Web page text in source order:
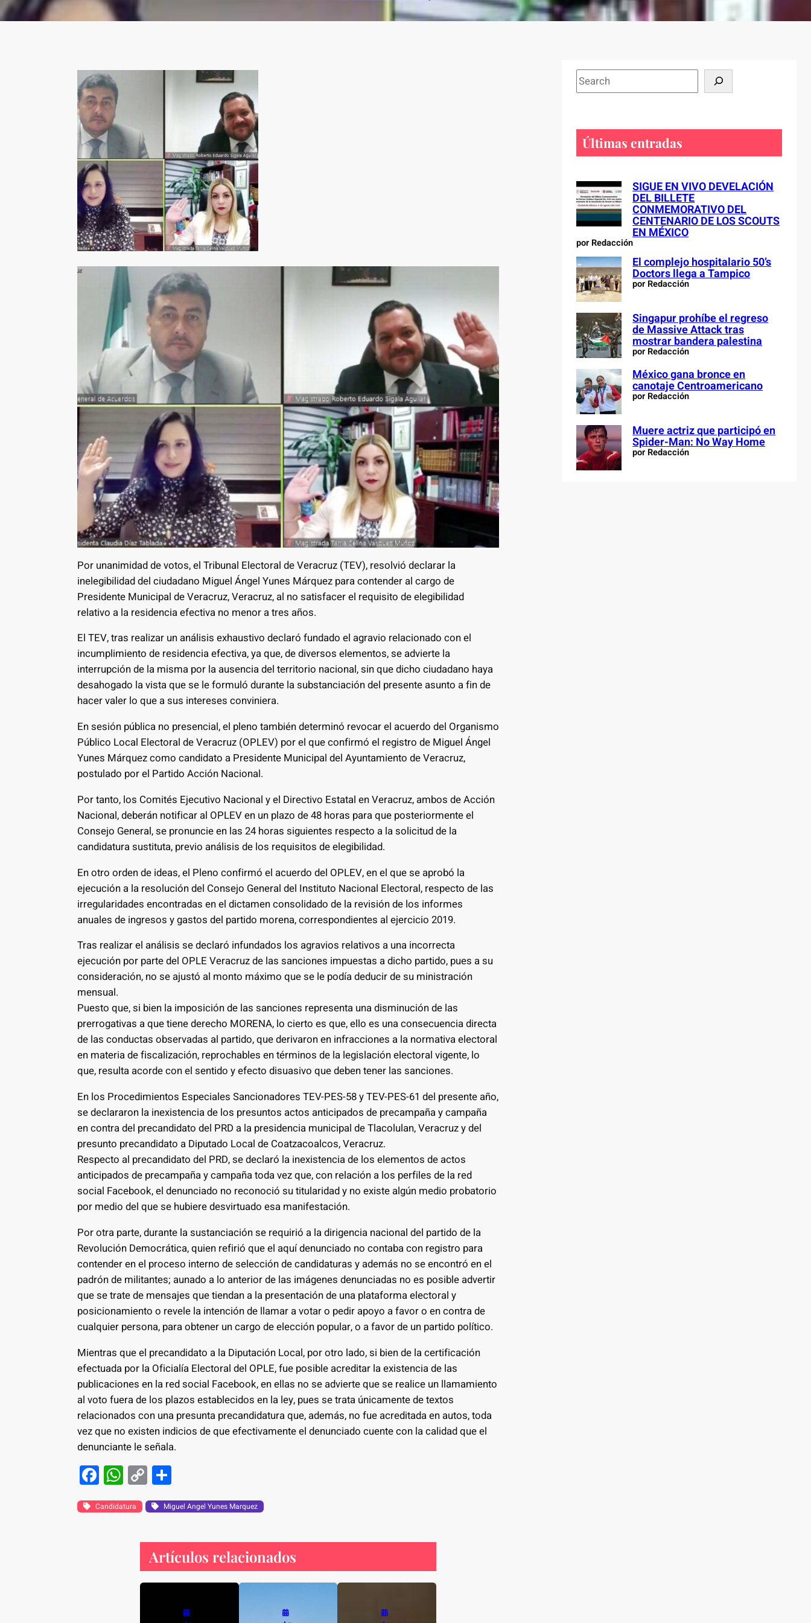
Por unanimidad de votos, el Tribunal Electoral de Veracruz (TEV), resolvió declarar la
inelegibilidad del ciudadano Miguel Ángel Yunes Márquez para contender al cargo de
Presidente Municipal de Veracruz, Veracruz, al no satisfacer el requisito de elegibilidad
relativo a la residencia efectiva no menor a tres años.
El TEV, tras realizar un análisis exhaustivo declaró fundado el agravio relacionado con el
incumplimiento de residencia efectiva, ya que, de diversos elementos, se advierte la
interrupción de la misma por la ausencia del territorio nacional, sin que dicho ciudadano haya
desahogado la vista que se le formuló durante la substanciación del presente asunto a fin de
hacer valer lo que a sus intereses conviniera.
En sesión pública no presencial, el pleno también determinó revocar el acuerdo del Organismo
Público Local Electoral de Veracruz (OPLEV) por el que confirmó el registro de Miguel Ángel
Yunes Márquez como candidato a Presidente Municipal del Ayuntamiento de Veracruz,
postulado por el Partido Acción Nacional.
Por tanto, los Comités Ejecutivo Nacional y el Directivo Estatal en Veracruz, ambos de Acción
Nacional, deberán notificar al OPLEV en un plazo de 48 horas para que posteriormente el
Consejo General, se pronuncie en las 24 horas siguientes respecto a la solicitud de la
candidatura sustituta, previo análisis de los requisitos de elegibilidad.
En otro orden de ideas, el Pleno confirmó el acuerdo del OPLEV, en el que se aprobó la
ejecución a la resolución del Consejo General del Instituto Nacional Electoral, respecto de las
irregularidades encontradas en el dictamen consolidado de la revisión de los informes
anuales de ingresos y gastos del partido morena, correspondientes al ejercicio 2019.
Tras realizar el análisis se declaró infundados los agravios relativos a una incorrecta
ejecución por parte del OPLE Veracruz de las sanciones impuestas a dicho partido, pues a su
consideración, no se ajustó al monto máximo que se le podía deducir de su ministración
mensual.
Puesto que, si bien la imposición de las sanciones representa una disminución de las
prerrogativas a que tiene derecho MORENA, lo cierto es que, ello es una consecuencia directa
de las conductas observadas al partido, que derivaron en infracciones a la normativa electoral
en materia de fiscalización, reprochables en términos de la legislación electoral vigente, lo
que, resulta acorde con el sentido y efecto disuasivo que deben tener las sanciones.
En los Procedimientos Especiales Sancionadores TEV-PES-58 y TEV-PES-61 del presente año,
se declararon la inexistencia de los presuntos actos anticipados de precampaña y campaña
en contra del precandidato del PRD a la presidencia municipal de Tlacolulan, Veracruz y del
presunto precandidato a Diputado Local de Coatzacoalcos, Veracruz.
Respecto al precandidato del PRD, se declaró la inexistencia de los elementos de actos
anticipados de precampaña y campaña toda vez que, con relación a los perfiles de la red
social Facebook, el denunciado no reconoció su titularidad y no existe algún medio probatorio
por medio del que se hubiere desvirtuado esa manifestación.
Por otra parte, durante la sustanciación se requirió a la dirigencia nacional del partido de la
Revolución Democrática, quien refirió que el aquí denunciado no contaba con registro para
contender en el proceso interno de selección de candidaturas y además no se encontró en el
padrón de militantes; aunado a lo anterior de las imágenes denunciadas no es posible advertir
que se trate de mensajes que tiendan a la presentación de una plataforma electoral y
posicionamiento o revele la intención de llamar a votar o pedir apoyo a favor o en contra de
cualquier persona, para obtener un cargo de elección popular, o a favor de un partido político.
Mientras que el precandidato a la Diputación Local, por otro lado, si bien de la certificación
efectuada por la Oficialía Electoral del OPLE, fue posible acreditar la existencia de las
publicaciones en la red social Facebook, en ellas no se advierte que se realice un llamamiento
al voto fuera de los plazos establecidos en la ley, pues se trata únicamente de textos
relacionados con una presunta precandidatura que, además, no fue acreditada en autos, toda
vez que no existen indicios de que efectivamente el denunciado cuente con la calidad que el
denunciante le señala.
F
a
c
W
h
at
C
o
p
Li
n
k
h
ar
Candidatura Miguel Angel Yunes Marquez
Artículos relacionados
S
e
h
Últimas entradas
SIGUE EN VIVO DEVELACIÓN
DEL BILLETE
CONMEMORATIVO DEL
CENTENARIO DE LOS SCOUTS
EN MÉXICO
por Redacción
El complejo hospitalario 50’s
Doctors llega a Tampico
por Redacción
Singapur prohíbe el regreso
de Massive Attack tras
mostrar bandera palestina
por Redacción
México gana bronce en
canotaje Centroamericano
por Redacción
Muere actriz que participó en
Spider-Man: No Way Home
por Redacción